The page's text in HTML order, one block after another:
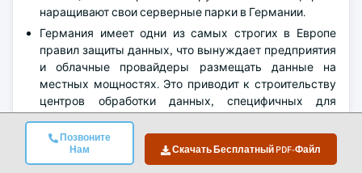
Позвоните
Нам
Скачать Бесплатный PDF-Файл
наращивают свои серверные парки в Германии.
Германия имеет одни из самых строгих в Европе
правил защиты данных, что вынуждает предприятия
и облачные провайдеры размещать данные на
местных мощностях. Это приводит к строительству
центров обработки данных, специфичных для
региона, все из которых требуют большого
количества стоечных серверов для нагрузок,
связанных с соблюдением нормативных требований.
Такие секторы, как финансовые услуги,